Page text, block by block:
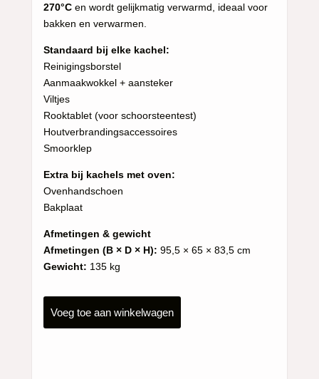
270°Cen wordt gelijkmatig verwarmd, ideaal voor
bakken en verwarmen.
Standaard bij elke kachel:
Reinigingsborstel
Aanmaakwokkel + aansteker
Viltjes
Rooktablet (voor schoorsteentest)
Houtverbrandingsaccessoires
Smoorklep
Extra bij kachels met oven:
Ovenhandschoen
Bakplaat
Afmetingen & gewicht
Afmetingen (B × D × H): 95,5 × 65 × 83,5 cm
Gewicht: 135 kg
Voeg toe aan winkelwagen